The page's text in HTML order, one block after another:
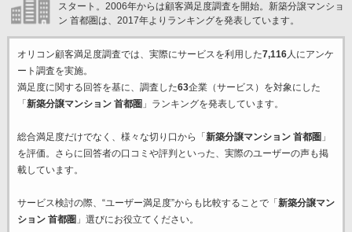
スタート。2006年からは顧客満足度調査を開始。新築分譲マンショ
ン 首都圏は、2017年よりランキングを発表しています。
オリコン顧客満足度調査では、実際にサービスを利用した7,116人にアンケ
ート調査を実施。
満足度に関する回答を基に、調査した63企業（サービス）を対象にした
「 新築分譲マンション 首都圏 」ランキングを発表しています。
総合満足度だけでなく、様々な切り口から「 新築分譲マンション 首都圏 」
を評価。さらに回答者の口コミや評判といった、実際のユーザーの声も掲
載しています。
サービス検討の際、“ユーザー満足度”からも比較することで「 新築分譲マン
ション 首都圏 」選びにお役立てください。